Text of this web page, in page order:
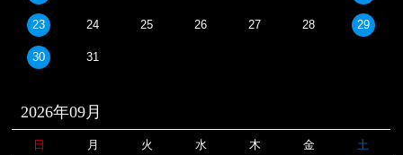
23 24 25 26 27 28 29
30 31
2026年09月
日 月 火 水 木 金 土